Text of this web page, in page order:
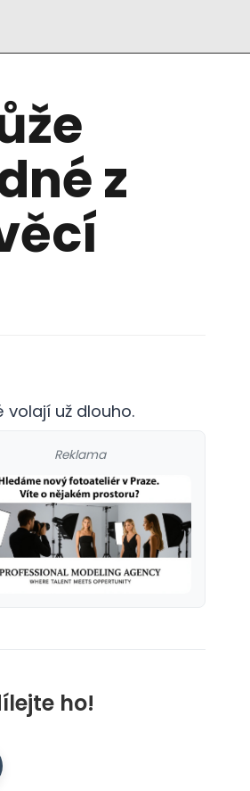
z
volají už dlouho.
Reklama
ho!